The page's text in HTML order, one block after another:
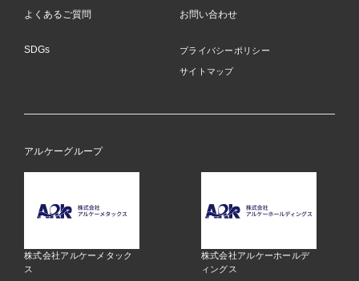
よくあるご質問
SDGs
お問い合わせ
プライバシーポリシー
サイトマップ
アルケーグループ
株式会社アルケーメタック
ス
株式会社アルケーホールデ
ィングス